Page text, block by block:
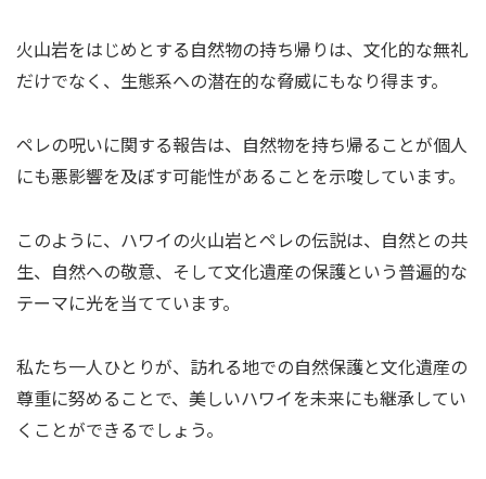
火山岩をはじめとする自然物の持ち帰りは、文化的な無礼
だけでなく、生態系への潜在的な脅威にもなり得ます。
ペレの呪いに関する報告は、自然物を持ち帰ることが個人
にも悪影響を及ぼす可能性があることを示唆しています。
このように、ハワイの火山岩とペレの伝説は、自然との共
生、自然への敬意、そして文化遺産の保護という普遍的な
テーマに光を当てています。
私たち一人ひとりが、訪れる地での自然保護と文化遺産の
尊重に努めることで、美しいハワイを未来にも継承してい
くことができるでしょう。